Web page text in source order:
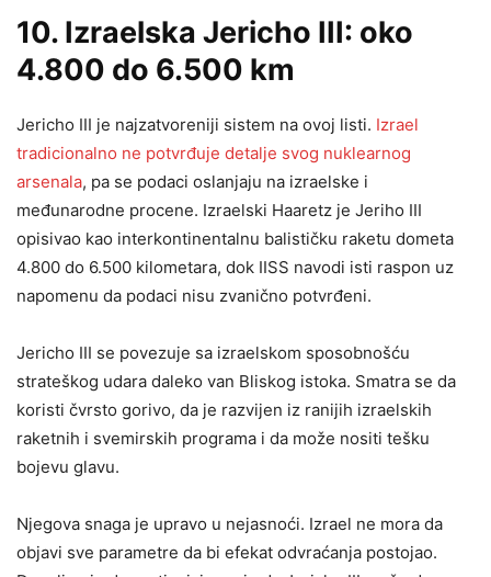
10. Izraelska Jericho III: oko
4.800 do 6.500 km
Jericho III je najzatvoreniji sistem na ovoj listi. Izrael
tradicionalno ne potvrđuje detalje svog nuklearnog
arsenala, pa se podaci oslanjaju na izraelske i
međunarodne procene. Izraelski Haaretz je Jeriho III
opisivao kao interkontinentalnu balističku raketu dometa
4.800 do 6.500 kilometara, dok IISS navodi isti raspon uz
napomenu da podaci nisu zvanično potvrđeni.
Jericho III se povezuje sa izraelskom sposobnošću
strateškog udara daleko van Bliskog istoka. Smatra se da
koristi čvrsto gorivo, da je razvijen iz ranijih izraelskih
raketnih i svemirskih programa i da može nositi tešku
bojevu glavu.
Njegova snaga je upravo u nejasnoći. Izrael ne mora da
objavi sve parametre da bi efekat odvraćanja postojao.